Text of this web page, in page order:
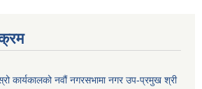
कार्यकालको नवौं नगरसभामा नगर उप-प्रमुख श्री